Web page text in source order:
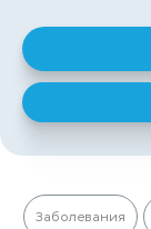
Заболевания